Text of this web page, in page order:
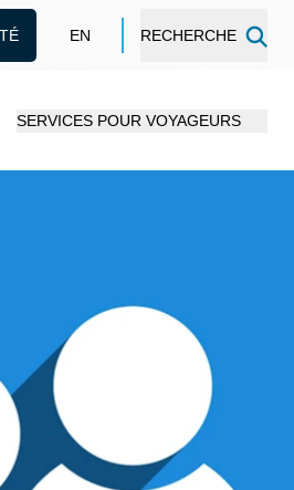
EN RECHERCHE
SERVICES POUR VOYAGEURS